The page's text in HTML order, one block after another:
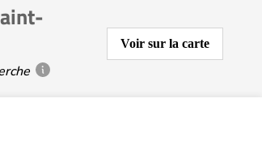
Voir sur la carte